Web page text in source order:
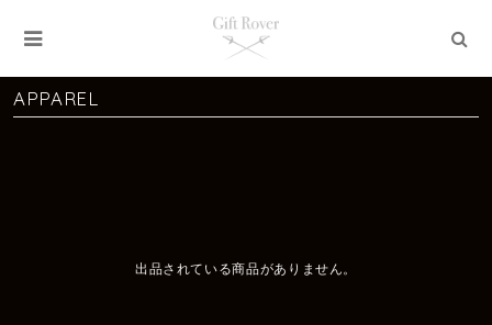
APPAREL
出品されている商品がありません。